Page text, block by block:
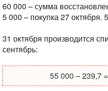
60 000 – сумма
5 000 – покупка 27 октября.
31 октября производится
сентябрь:
55 000 – 239,7